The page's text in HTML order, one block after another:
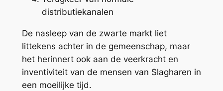
distributiekanalen
De nasleep van de zwarte markt liet
littekens achter in de gemeenschap, maar
het herinnert ook aan de veerkracht en
inventiviteit van de mensen van Slagharen in
een moeilijke tijd.